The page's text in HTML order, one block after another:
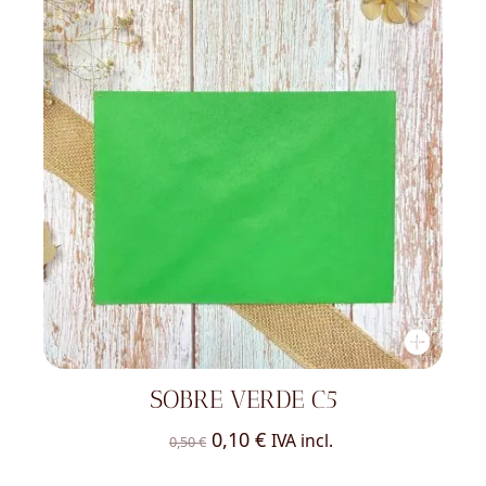
SOBRE VERDE C5
0,50€ El
0,10 €ElIVA incl.